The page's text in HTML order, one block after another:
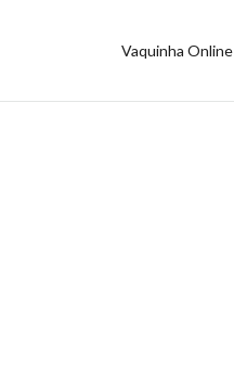
Vaquinha Online